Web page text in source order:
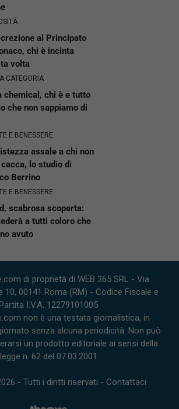
al Principato
chi è incinta
volta
CATEGORIA
chemical, chi è e tutto
che non sappiamo di
E BENESSERE
assale a chi non
lo studio di
Berrino
E BENESSERE
scabrosa scoperta:
a tutti coloro che
avuto
di proprietà di WEB 365 SRL - Via
10, 00141 Roma (RM) - Codice Fiscale e
I.V.A. 12279101005
non è una testata giornalistica, in
senza alcuna periodicità. Non può
un prodotto editoriale ai sensi della
legge n. 62 del 07.03.2001
- Tutti i diritti riservati - Contattaci